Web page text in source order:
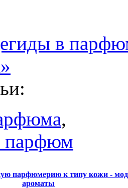
в
,
парфюм
парфюмерию к типу кожи -
ароматы